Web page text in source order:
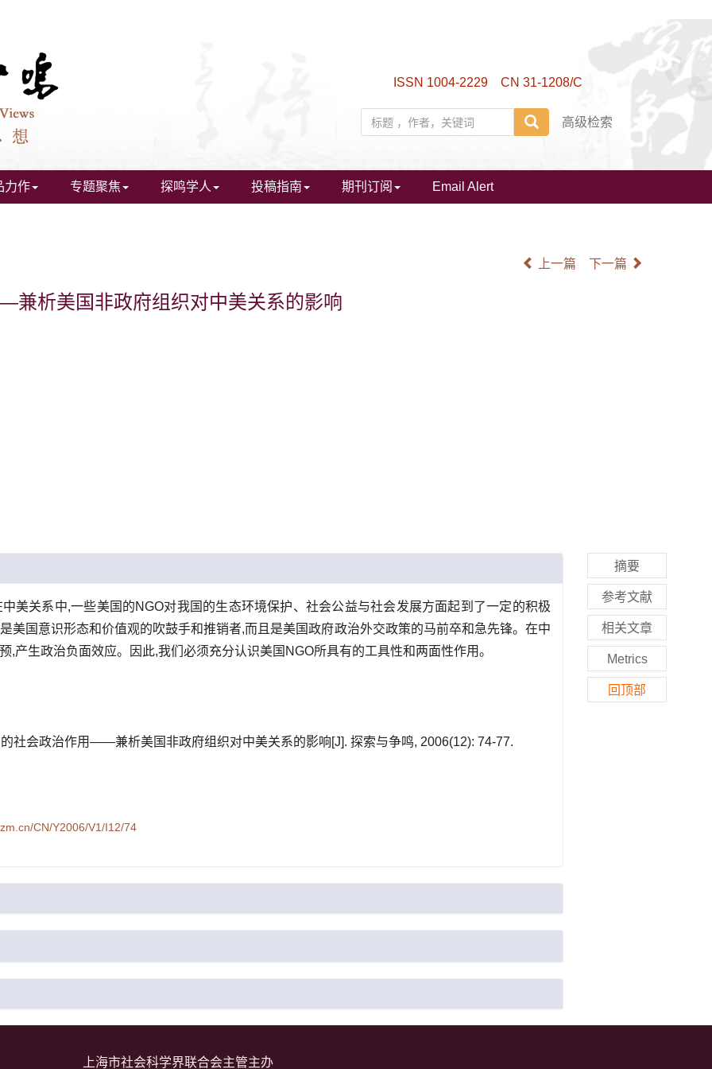
ISSN 1004-2229 CN 31-1208/C
高级检索
力作 专题聚焦 探鸣学人 投稿指南 期刊订阅 Email Alert
上一篇 下一篇
析美国非政府组织对中美关系的影响
美关系中,一些美国的NGO对我国的生态环境保护、社会公益与社会发展方面起到了一定的积极
美国意识形态和价值观的吹鼓手和推销者,而且是美国政府政治外交政策的马前卒和急先锋。在中
,产生政治负面效应。因此,我们必须充分认识美国NGO所具有的工具性和两面性作用。
社会政治作用——兼析美国非政府组织对中美关系的影响[J]. 探索与争鸣, 2006(12): 74-77.
CN/Y2006/V1/I12/74
摘要
参考文献
相关文章
Metrics
回顶部
上海市社会科学界联合会主管主办